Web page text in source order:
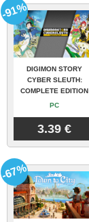
DIGIMON STORY
CYBER SLEUTH:
COMPLETE EDITION
PC
3.39 €
-91%
-67%